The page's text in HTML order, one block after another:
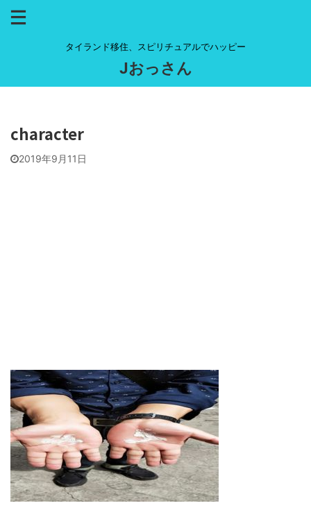
タイランド移住、スピリチュアルでハッピー
Jおっさん
character
2019年9月11日